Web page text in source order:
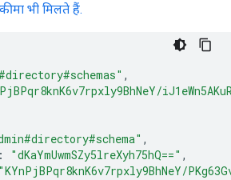
भी मिलते हैं.
,
,
: "dKaYmUwmSZy5lreXyh75hQ==" ,